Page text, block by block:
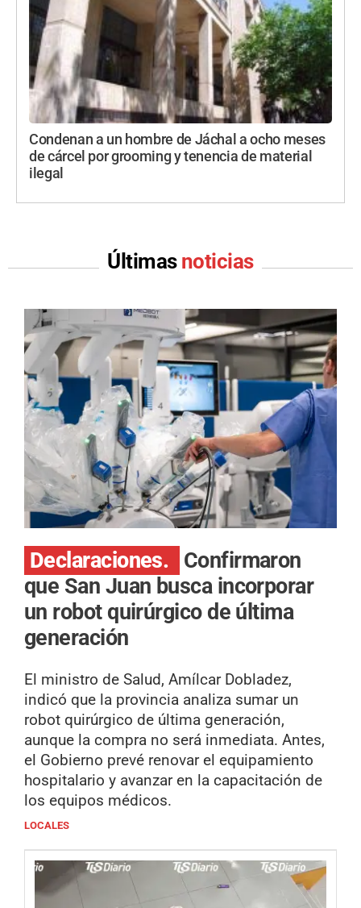
Condenan a un hombre de Jáchal a ocho meses
de cárcel por grooming y tenencia de material
ilegal
Últimas noticias
Declaraciones.
Confirmaron
que San Juan busca incorporar
un robot quirúrgico de última
generación
El ministro de Salud, Amílcar Dobladez,
indicó que la provincia analiza sumar un
robot quirúrgico de última generación,
aunque la compra no será inmediata. Antes,
el Gobierno prevé renovar el equipamiento
hospitalario y avanzar en la capacitación de
los equipos médicos.
LOCALES